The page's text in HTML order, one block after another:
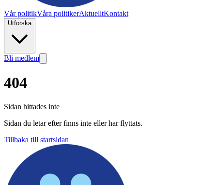
Vår politikVåra politikerAktuelltKontakt
Utforska
Bli medlem
404
Sidan hittades inte
Sidan du letar efter finns inte eller har flyttats.
Tillbaka till startsidan